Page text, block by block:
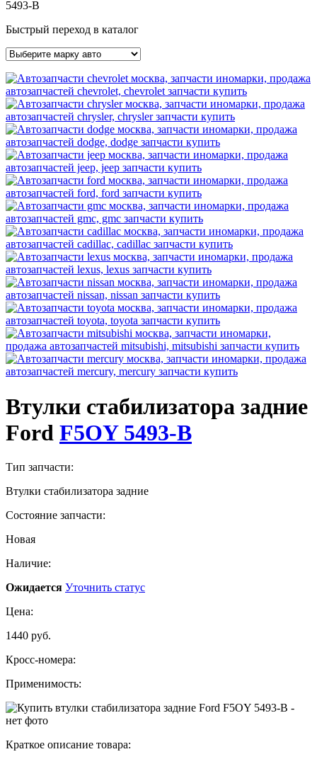
5493-B
Быстрый переход в каталог
Втулки стабилизатора задние
Ford F5OY 5493-B
Тип запчасти:
Втулки стабилизатора задние
Состояние запчасти:
Новая
Наличие:
Ожидается Уточнить статус
Цена:
1440 руб.
Кросс-номера:
Применимость:
Краткое описание товара: